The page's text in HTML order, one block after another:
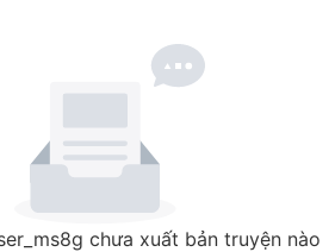
chưa xuất bản truyện nào